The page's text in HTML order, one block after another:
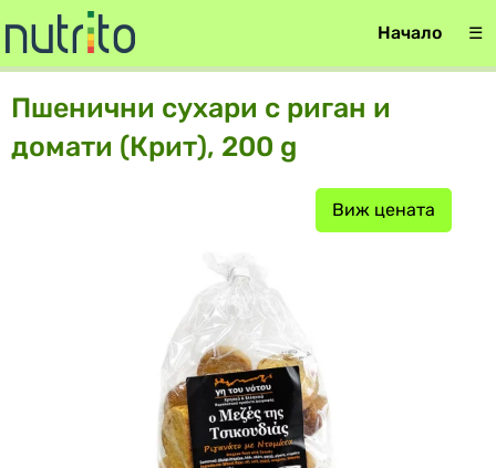
Начало ☰
Пшенични сухари с риган и
домати (Крит), 200 g
Виж цената